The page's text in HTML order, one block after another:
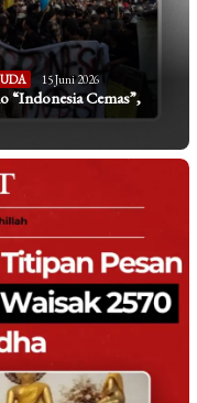
15 Juni 2026
“Indonesia Cemas”,